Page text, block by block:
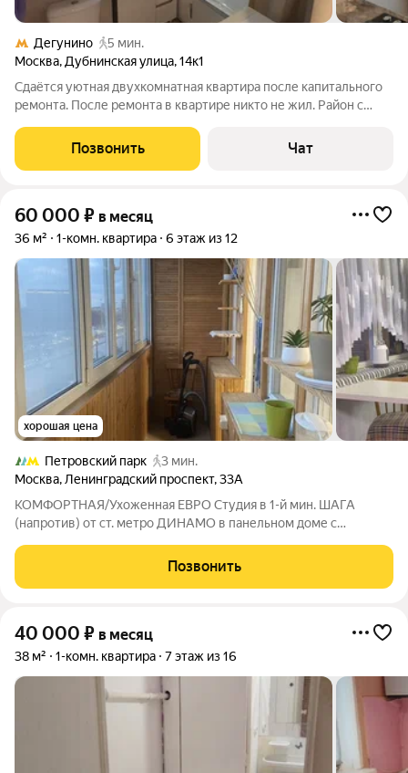
Дегунино
5 мин.
Москва, Дубнинская улица,14к1
Сдаётся уютная двухкомнатная квартира после капитального
ремонта. После ремонта в квартире никто не жил. Район с
супермаркеты), всё необходимое в пешей доступности.
Остановка общественного транспорта
Позвонить Чат
60 000 ₽ в месяц
36 м² 1-комн. квартира 6 этаж из 12
хорошая цена
Петровский парк
3 мин.
Москва, Ленинградский проспект,33А
КОМФОРТНАЯ/Ухоженная ЕВРО Студия в 1-й мин. ШАГА
(напротив) от ст. метро ДИНАМО в панельном доме с
долгосрочную аренду. ВСЯ Бытовая техника (включая
КОНДЕЙ ) от ВЕДУЩИХ мировых производителей. ВСЯ
Позвонить
40 000 ₽ в месяц
38 м² 1-комн. квартира 7 этаж из 16